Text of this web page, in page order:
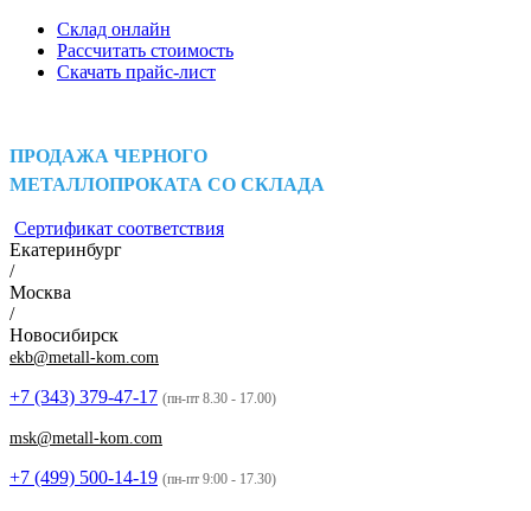
Склад онлайн
Рассчитать стоимость
Скачать прайс-лист
ПРОДАЖА ЧЕРНОГО
МЕТАЛЛОПРОКАТА СО СКЛАДА
Сертификат соответствия
Екатеринбург
/
Москва
/
Новосибирск
ekb@metall-kom.com
+7 (343) 379-47-17 (пн-пт 8.30 - 17.00)
msk@metall-kom.com
+7 (499) 500-14-19 (пн-пт 9:00 - 17.30)